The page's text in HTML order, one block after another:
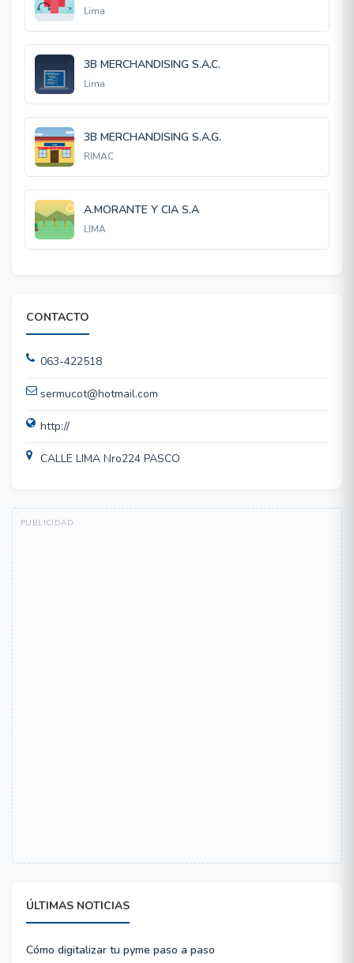
Lima
3B MERCHANDISING S.A.C.
Lima
3B MERCHANDISING S.A.G.
RIMAC
A.MORANTE Y CIA S.A
LIMA
CONTACTO
063-422518
sermucot@hotmail.com
http://
CALLE LIMA Nro224 PASCO
ÚLTIMAS NOTICIAS
Cómo digitalizar tu pyme paso a paso